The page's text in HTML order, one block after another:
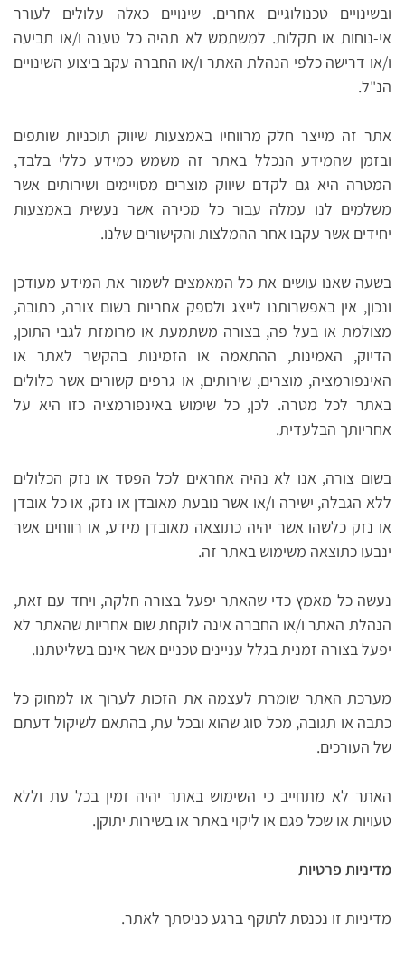
ובשינויים טכנולוגיים אחרים. שינויים כאלה עלולים לעורר
אי-נוחות או תקלות. למשתמש לא תהיה כל טענה ו/או תביעה
ו/או דרישה כלפי הנהלת האתר ו/או החברה עקב ביצוע השינויים
הנ"ל.
אתר זה מייצר חלק מרווחיו באמצעות שיווק תוכניות שותפים
ובזמן שהמידע הנכלל באתר זה משמש כמידע כללי בלבד,
המטרה היא גם לקדם שיווק מוצרים מסויימים ושירותים אשר
משלמים לנו עמלה עבור כל מכירה אשר נעשית באמצעות
יחידים אשר עקבו אחר ההמלצות והקישורים שלנו.
בשעה שאנו עושים את כל המאמצים לשמור את המידע מעודכן
ונכון, אין באפשרותנו לייצג ולספק אחריות בשום צורה, כתובה,
מצולמת או בעל פה, בצורה משתמעת או מרומזת לגבי התוכן,
הדיוק, האמינות, ההתאמה או הזמינות בהקשר לאתר או
האינפורמציה, מוצרים, שירותים, או גרפים קשורים אשר כלולים
באתר לכל מטרה. לכן, כל שימוש באינפורמציה כזו היא על
אחריותך הבלעדית.
בשום צורה, אנו לא נהיה אחראים לכל הפסד או נזק הכלולים
ללא הגבלה, ישירה ו/או אשר נובעת מאובדן או נזק, או כל אובדן
או נזק כלשהו אשר יהיה כתוצאה מאובדן מידע, או רווחים אשר
ינבעו כתוצאה משימוש באתר זה.
נעשה כל מאמץ כדי שהאתר יפעל בצורה חלקה, ויחד עם זאת,
הנהלת האתר ו/או החברה אינה לוקחת שום אחריות שהאתר לא
יפעל בצורה זמנית בגלל עניינים טכניים אשר אינם בשליטתנו.
מערכת האתר שומרת לעצמה את הזכות לערוך או למחוק כל
כתבה או תגובה, מכל סוג שהוא ובכל עת, בהתאם לשיקול דעתם
של העורכים.
האתר לא מתחייב כי השימוש באתר יהיה זמין בכל עת וללא
טעויות או שכל פגם או ליקוי באתר או בשירות יתוקן.
מדיניות פרטיות
מדיניות זו נכנסת לתוקף ברגע כניסתך לאתר.